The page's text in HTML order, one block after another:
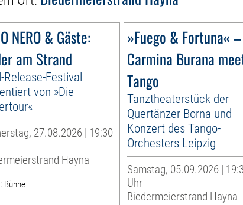
NERO & Gäste:
am Strand
Release-Festival
von »Die
27.08.2026 | 19:30
Hayna
Bühne
»Fuego & Fortuna« –
Carmina Burana
Tango
Tanztheaterstück der
Quertänzer Borna und
Konzert des Tango-
Orchesters Leipzig
Samstag, 05.09.2026 |
Uhr
Biedermeierstrand Hayna